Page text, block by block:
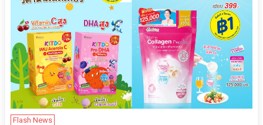
Flash News